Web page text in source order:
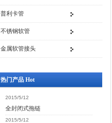
普利卡管
不锈钢软管
金属软管接头
热门产品 Hot
2015/5/12
全封闭式拖链
2015/5/12